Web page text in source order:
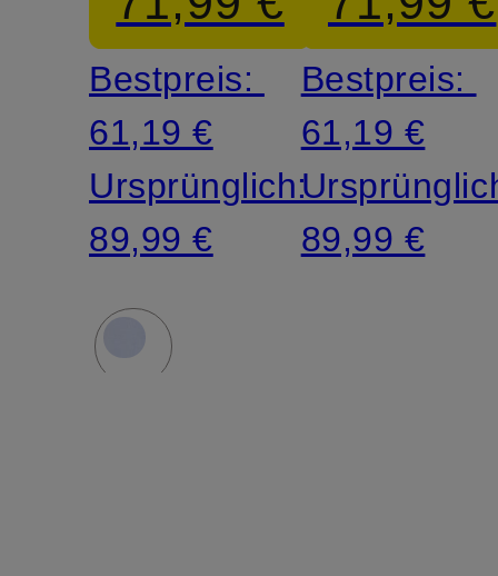
Bestpreis:
61,19 €
Ursprünglich:
89,99 €
Bestpreis:
61,19 €
89,99 €